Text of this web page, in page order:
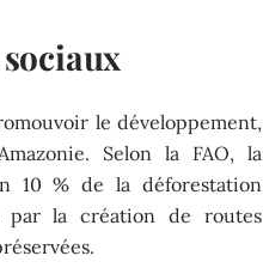
le développement,
Selon la FAO, la
10 % de la déforestation
par la création de routes